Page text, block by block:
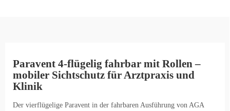
Paravent 4-flügelig fahrbar mit Rollen –
mobiler Sichtschutz für Arztpraxis und
Klinik
Der vierflügelige Paravent in der fahrbaren Ausführung von AGA